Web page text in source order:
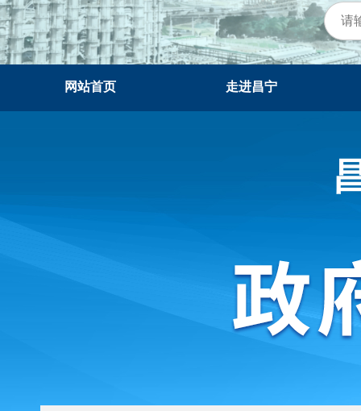
网站首页 走进昌宁